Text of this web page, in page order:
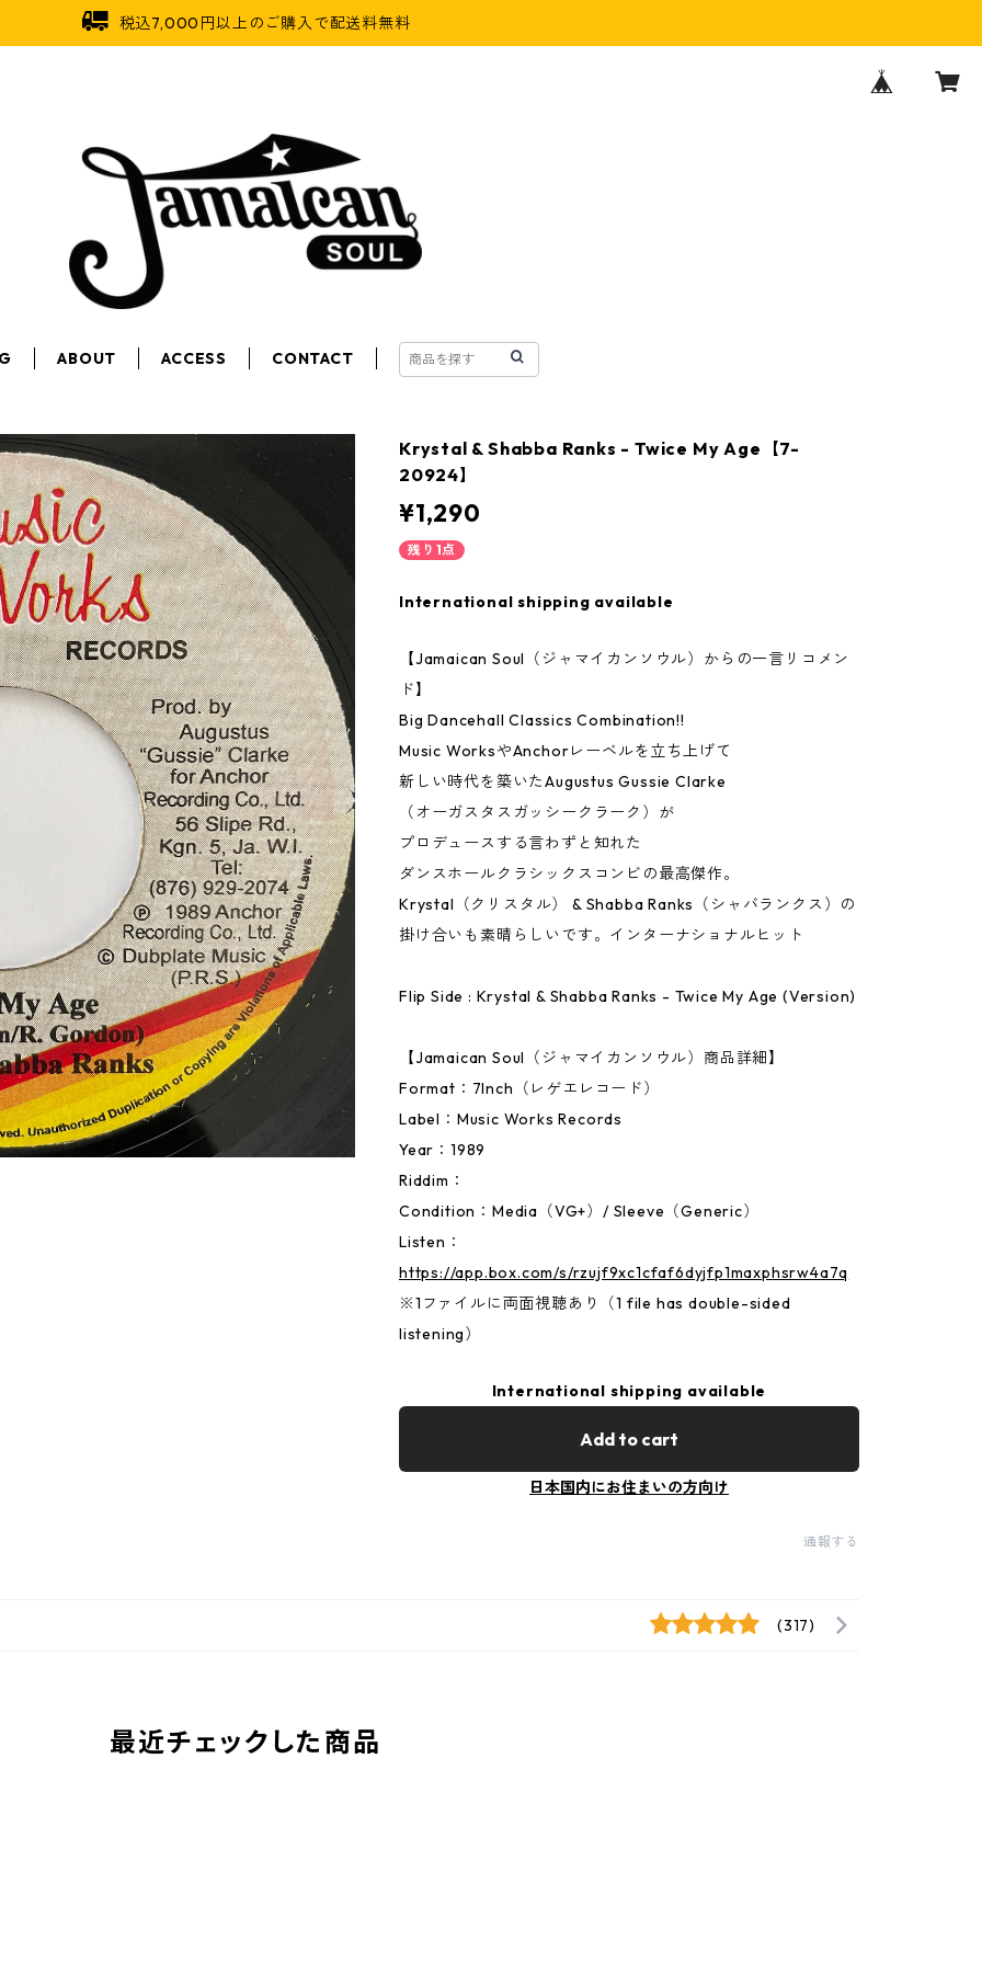
税込7,000円以上のご購入で配送料無料
ABOUT ACCESS CONTACT
Krystal & Shabba Ranks - Twice My Age【7-
20924】
¥1,290
残り1点
International shipping available
【Jamaican Soul（ジャマイカンソウル）からの一言リコメン
ド】
Big Dancehall Classics Combination!!
Music WorksやAnchorレーベルを立ち上げて
新しい時代を築いたAugustus Gussie Clarke
（オーガスタスガッシークラーク）が
プロデュースする言わずと知れた
ダンスホールクラシックスコンビの最高傑作。
Krystal（クリスタル） & Shabba Ranks（シャバランクス）の
掛け合いも素晴らしいです。インターナショナルヒット
Flip Side : Krystal & Shabba Ranks - Twice My Age (Version)
【Jamaican Soul（ジャマイカンソウル）商品詳細】
Format：7Inch（レゲエレコード）
Label：Music Works Records
Year：1989
Riddim：
Condition：Media（VG+）/ Sleeve（Generic）
Listen：
https://app.box.com/s/rzujf9xc1cfaf6dyjfp1maxphsrw4a7q
※1ファイルに両面視聴あり（1 file has double-sided
listening）
International shipping available
Add to cart
日本国内にお住まいの方向け
通報する
(317)
最近チェックした商品